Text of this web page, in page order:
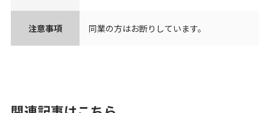
注意事項 同業の方はお断りしています。